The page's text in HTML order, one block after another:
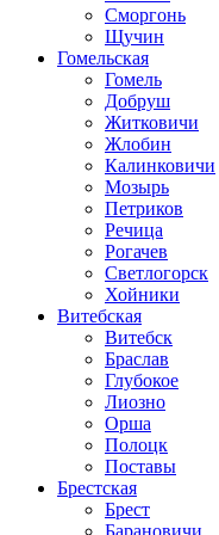
Сморгонь
Щучин
Гомельская
Гомель
Добруш
Житковичи
Жлобин
Калинковичи
Мозырь
Петриков
Речица
Рогачев
Светлогорск
Хойники
Витебская
Витебск
Браслав
Глубокое
Лиозно
Орша
Полоцк
Поставы
Брестская
Брест
Барановичи